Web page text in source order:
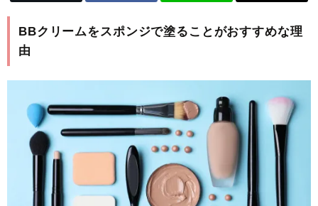
BBクリームをスポンジで塗ることがおすすめな理
由